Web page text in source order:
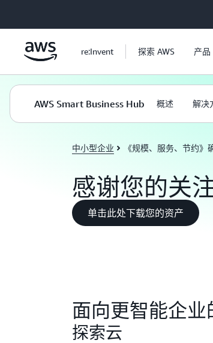
re:Invent 探索 AWS 产品
AWS Smart Business Hub 概述 解决
中小型企业 《规模、服务、节约》
感谢您的关注
单击此处下载您的资产
面向更智能企业
探索云